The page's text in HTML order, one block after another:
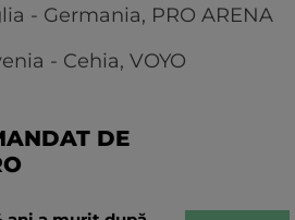
- Germania, PRO ARENA
- Cehia, VOYO
DE